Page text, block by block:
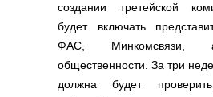
создании третейской
будет включать
ФАС,
общественности. За три
должна будет